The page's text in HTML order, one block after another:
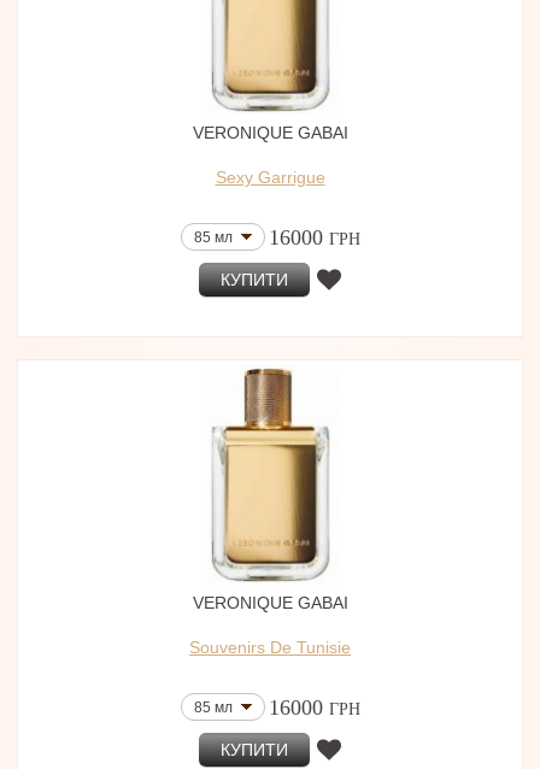
VERONIQUE GABAI
Sexy Garrigue
85 мл 16000 ГРН
КУПИТИ
VERONIQUE GABAI
Souvenirs De Tunisie
85 мл 16000 ГРН
КУПИТИ